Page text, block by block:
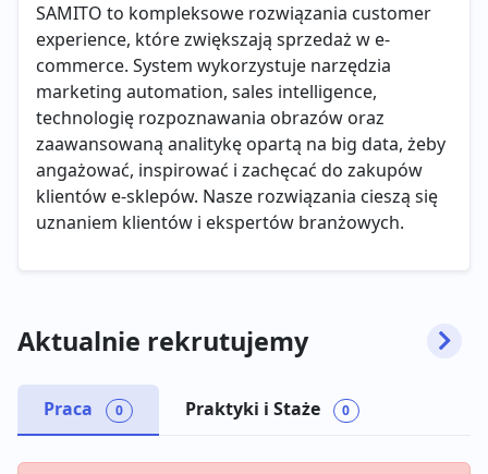
SAMITO to kompleksowe rozwiązania customer
experience, które zwiększają sprzedaż w e-
commerce. System wykorzystuje narzędzia
marketing automation, sales intelligence,
technologię rozpoznawania obrazów oraz
zaawansowaną analitykę opartą na big data, żeby
angażować, inspirować i zachęcać do zakupów
klientów e-sklepów. Nasze rozwiązania cieszą się
uznaniem klientów i ekspertów branżowych.
Aktualnie rekrutujemy
Praca 0 Praktyki i Staże 0